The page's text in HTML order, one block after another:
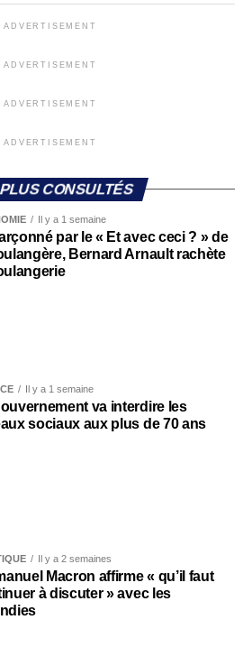
ADVERTISEMENT
ADVERTISEMENT
ADVERTISEMENT
ADVERTISEMENT
CONSULTÉS
Il y a 1 semaine
par le « Et avec ceci ? » de
Bernard Arnault rachète
Il y a 1 semaine
va interdire les
sociaux aux plus de 70 ans
Il y a 2 semaines
Macron affirme « qu’il faut
à discuter » avec les